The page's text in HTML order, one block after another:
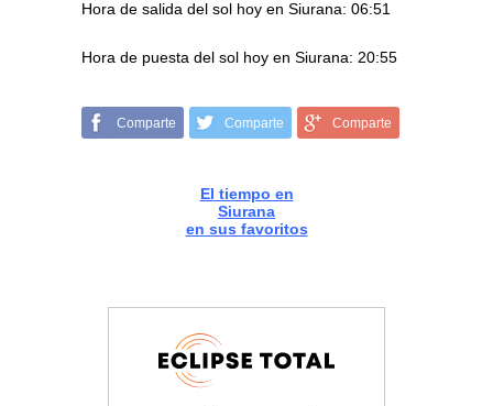
Hora de salida del sol hoy en Siurana: 06:51
Hora de puesta del sol hoy en Siurana: 20:55
Comparte Comparte Comparte
El tiempo en
Siurana
en sus favoritos